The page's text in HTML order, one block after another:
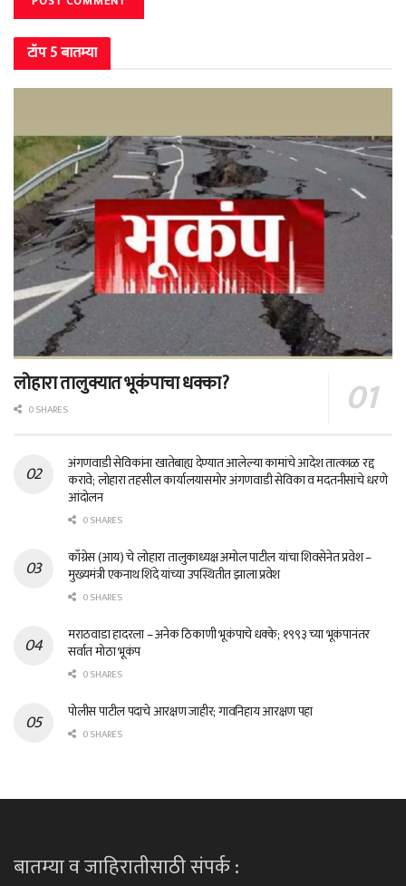
टॉप 5 बातम्या
लोहारा तालुक्यात भूकंपाचा धक्का?
0 SHARES
अंगणवाडी सेविकांना खातेबाह्य देण्यात आलेल्या कामांचे आदेश तात्काळ रद्द
करावे; लोहारा तहसील कार्यालयासमोर अंगणवाडी सेविका व मदतनीसांचे धरणे
आंदोलन
0 SHARES
काँग्रेस (आय) चे लोहारा तालुकाध्यक्ष अमोल पाटील यांचा शिवसेनेत प्रवेश –
मुख्यमंत्री एकनाथ शिंदे यांच्या उपस्थितीत झाला प्रवेश
0 SHARES
मराठवाडा हादरला – अनेक ठिकाणी भूकंपाचे धक्के; १९९३ च्या भूकंपानंतर
सर्वात मोठा भूकंप
0 SHARES
पोलीस पाटील पदाचे आरक्षण जाहीर; गावनिहाय आरक्षण पहा
0 SHARES
बातम्या व जाहिरातीसाठी संपर्क :